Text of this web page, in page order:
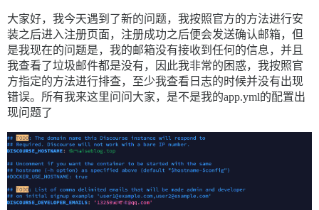
大家好，我今天遇到了新的问题，我按照官方的方法进行安
装之后进入注册页面，注册成功之后便会发送确认邮箱，但
是我现在的问题是，我的邮箱没有接收到任何的信息，并且
我查看了垃圾邮件都是没有，因此我非常的困惑，我按照官
方指定的方法进行排查，至少我查看日志的时候并没有出现
错误。所有我来这里问问大家，是不是我的app.yml的配置出
现问题了